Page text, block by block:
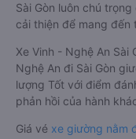
Sài Gòn luôn chú
cải thiện để mang đến
Xe Vinh - Nghệ An Sài
Nghệ An đi Sài Gòn
lượng Tốt với điểm
phản hồi của hành
Giá vé xe giường nằm